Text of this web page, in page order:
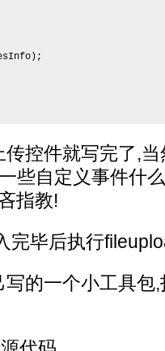
控件就写完了,
些自定义事件什
指教!
完毕后执行
的一个小工具包